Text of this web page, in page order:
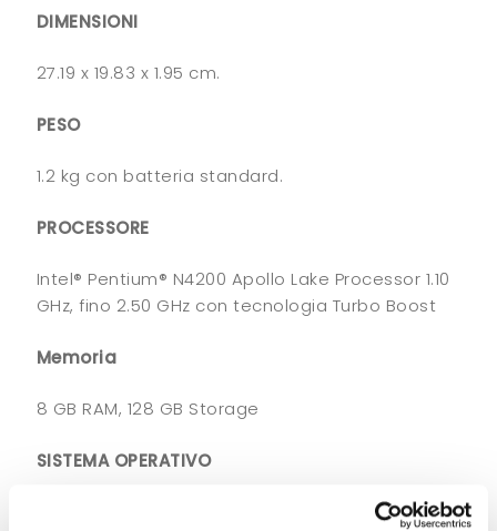
DIMENSIONI
27.19 x 19.83 x 1.95 cm.
PESO
1.2 kg con batteria standard.
PROCESSORE
Intel® Pentium® N4200 Apollo Lake Processor 1.10
GHz, fino 2.50 GHz con tecnologia Turbo Boost
Memoria
8 GB RAM, 128 GB Storage
SISTEMA OPERATIVO